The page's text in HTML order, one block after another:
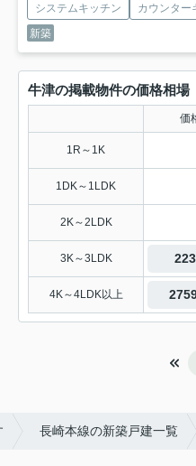
システムキッチン
カウンター
新築
牛津の掲載物件の価格相場
価
1R～1K
1DK～1LDK
2K～2LDK
3K～3LDK
4K～4LDK以上
長崎本線の新築戸建一覧